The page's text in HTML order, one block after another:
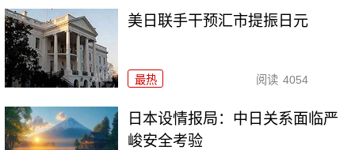
美日联手干预汇市提振日元
最热 阅读 4054
日本设情报局：中日关系面临严
峻安全考验